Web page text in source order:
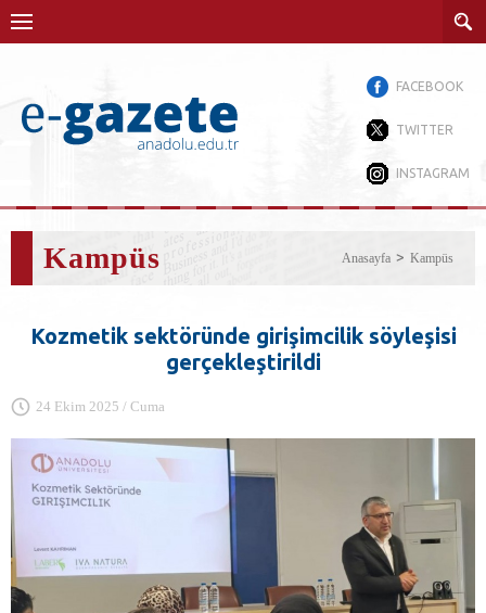
FACEBOOK
TWITTER
INSTAGRAM
Kampüs Anasayfa Kampüs
Kozmetik sektöründe girişimcilik söyleşisi
gerçekleştirildi
24 Ekim 2025 / Cuma